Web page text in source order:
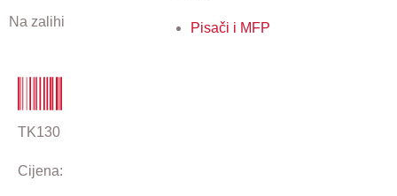
Pisači i MFP
Na zalihi
TK130
Cijena: